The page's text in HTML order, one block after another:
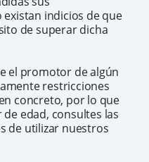
indicios de que
de superar dicha
el promotor de algún
restricciones
concreto, por lo que
edad, consultes las
de utilizar nuestros